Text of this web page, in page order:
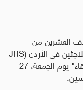
العشرين من
في الأردن (JRS
) النسخة الرابعة من "مهرجان اللقاء" يوم الجمعة، 27